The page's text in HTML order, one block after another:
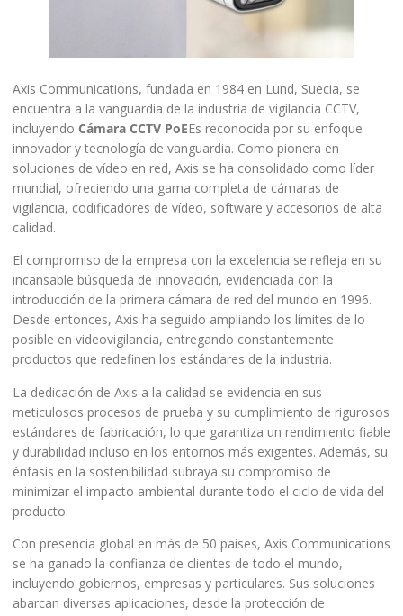
Axis Communications, fundada en 1984 en Lund, Suecia, se
encuentra a la vanguardia de la industria de vigilancia CCTV,
incluyendo Cámara CCTV PoEEs reconocida por su enfoque
innovador y tecnología de vanguardia. Como pionera en
soluciones de vídeo en red, Axis se ha consolidado como líder
mundial, ofreciendo una gama completa de cámaras de
vigilancia, codificadores de vídeo, software y accesorios de alta
calidad.
El compromiso de la empresa con la excelencia se refleja en su
incansable búsqueda de innovación, evidenciada con la
introducción de la primera cámara de red del mundo en 1996.
Desde entonces, Axis ha seguido ampliando los límites de lo
posible en videovigilancia, entregando constantemente
productos que redefinen los estándares de la industria.
La dedicación de Axis a la calidad se evidencia en sus
meticulosos procesos de prueba y su cumplimiento de rigurosos
estándares de fabricación, lo que garantiza un rendimiento fiable
y durabilidad incluso en los entornos más exigentes. Además, su
énfasis en la sostenibilidad subraya su compromiso de
minimizar el impacto ambiental durante todo el ciclo de vida del
producto.
Con presencia global en más de 50 países, Axis Communications
se ha ganado la confianza de clientes de todo el mundo,
incluyendo gobiernos, empresas y particulares. Sus soluciones
abarcan diversas aplicaciones, desde la protección de